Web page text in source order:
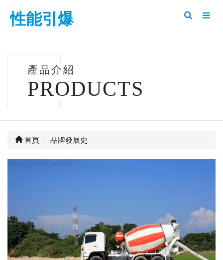
性能引爆
產品介紹
PRODUCTS
首頁 品牌發展史